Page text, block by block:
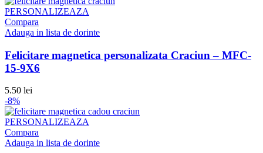
PERSONALIZEAZA
Compara
Adauga in lista de dorinte
Felicitare magnetica personalizata Craciun – MFC-
15-9X6
5.50 lei
-8%
PERSONALIZEAZA
Compara
Adauga in lista de dorinte